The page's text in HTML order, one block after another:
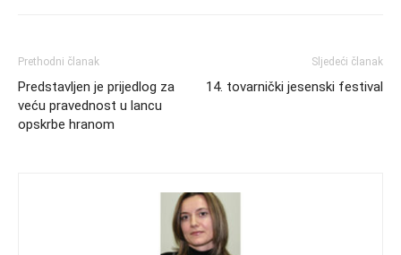
Prethodni članak
Predstavljen je prijedlog za
veću pravednost u lancu
opskrbe hranom
Sljedeći članak
14. tovarnički jesenski festival